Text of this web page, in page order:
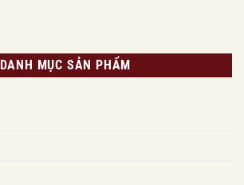
DANH MỤC SẢN PHẨM